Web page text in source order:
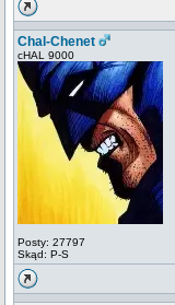
Chal-Chenet
cHAL 9000
Posty: 27797
Skąd: P-S